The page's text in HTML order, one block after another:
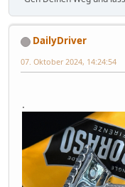
DailyDriver
07. Oktober 2024, 14:24:54
.